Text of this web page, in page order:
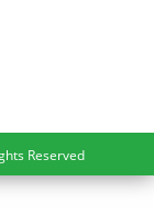
Reserved